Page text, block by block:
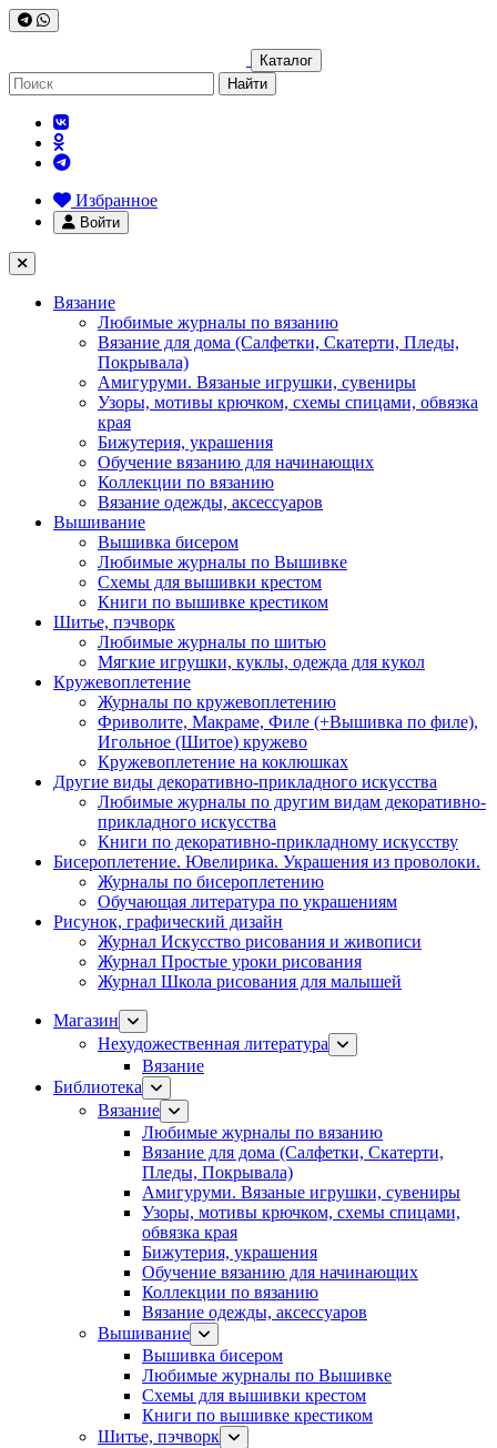
Каталог
Найти
Избранное
Войти
Вязание
Любимые журналы по вязанию
Вязание для дома (Салфетки, Скатерти, Пледы,
Покрывала)
Амигуруми. Вязаные игрушки, сувениры
Узоры, мотивы крючком, схемы спицами, обвязка
края
Бижутерия, украшения
Обучение вязанию для начинающих
Коллекции по вязанию
Вязание одежды, аксессуаров
Вышивание
Вышивка бисером
Любимые журналы по Вышивке
Схемы для вышивки крестом
Книги по вышивке крестиком
Шитье, пэчворк
Любимые журналы по шитью
Мягкие игрушки, куклы, одежда для кукол
Кружевоплетение
Журналы по кружевоплетению
Фриволите, Макраме, Филе (+Вышивка по филе),
Игольное (Шитое) кружево
Кружевоплетение на коклюшках
Другие виды декоративно-прикладного искусства
Любимые журналы по другим видам декоративно-
прикладного искусства
Книги по декоративно-прикладному искусству
Бисероплетение. Ювелирика. Украшения из проволоки.
Журналы по бисероплетению
Обучающая литература по украшениям
Рисунок, графический дизайн
Журнал Искусство рисования и живописи
Журнал Простые уроки рисования
Журнал Школа рисования для малышей
Магазин
Нехудожественная литература
Вязание
Библиотека
Вязание
Любимые журналы по вязанию
Вязание для дома (Салфетки, Скатерти,
Пледы, Покрывала)
Амигуруми. Вязаные игрушки, сувениры
Узоры, мотивы крючком, схемы спицами,
обвязка края
Бижутерия, украшения
Обучение вязанию для начинающих
Коллекции по вязанию
Вязание одежды, аксессуаров
Вышивание
Вышивка бисером
Любимые журналы по Вышивке
Схемы для вышивки крестом
Книги по вышивке крестиком
Шитье, пэчворк